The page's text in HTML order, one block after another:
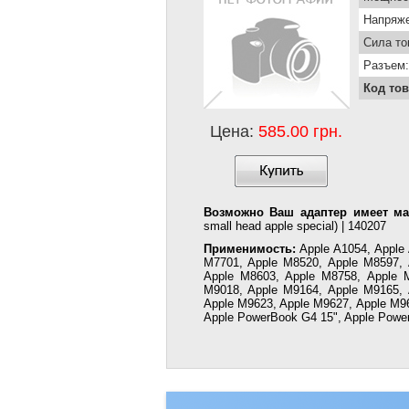
Цена: 585.00 грн.
Сила
Разъем:
Код
Возможно Ваш адаптер имеет
small head apple special) | 140207
Применимость: Apple A1054,
M7701, Apple M8520, Apple
Apple M8603, Apple M8758, Apple
M9018, Apple M9164, Apple
Apple M9623, Apple M9627, Apple
Apple PowerBook G4 15", Apple